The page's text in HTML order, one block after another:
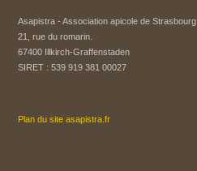
Asapistra - Association apicole de Strasbourg​
21, rue du romarin.
67400 Illkirch-Graffenstaden
SIRET : 539 919 381 00027
Plan du site asapistra.fr